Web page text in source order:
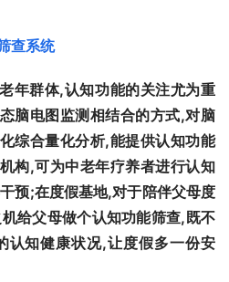
查系统
年群体,认知功能的关注尤为重
脑电图监测相结合的方式,对脑
综合量化分析,能提供认知功能
构,可为中老年疗养者进行认知
预;在度假基地,对于陪伴父母度
给父母做个认知功能筛查,既不
认知健康状况,让度假多一份安